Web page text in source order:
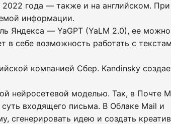
2022 года — также и на английском. При
информации.
Яндекса — YaGPT (YaLM 2.0), ее можно
в себе возможность работать с
компанией Сбер. Kandinsky
нейросетевой моделью. Так, в Почте
входящего письма. В Облаке Mail и
сгенерировать идею и создать